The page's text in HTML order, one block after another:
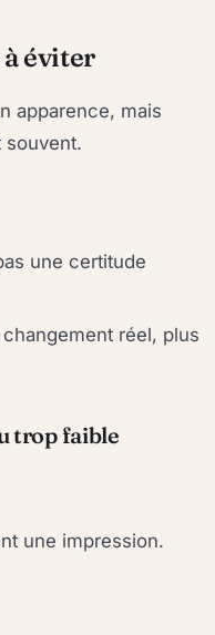
éviter
apparence, mais
souvent.
une certitude
réel, plus
trop faible
une impression.